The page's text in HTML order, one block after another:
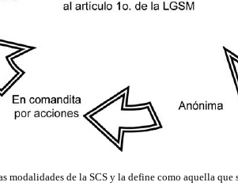
de la SCS y la define como aquella que